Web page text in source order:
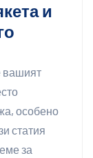
и
вашият
особено
статия
за